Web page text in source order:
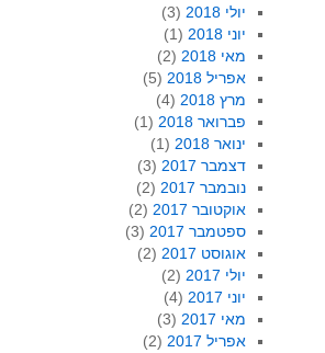
יולי 2018
(3)
יוני 2018
(1)
מאי 2018
(2)
אפריל 2018
(5)
מרץ 2018
(4)
פברואר 2018
(1)
ינואר 2018
(1)
דצמבר 2017
(3)
נובמבר 2017
(2)
אוקטובר 2017
(2)
ספטמבר 2017
(3)
אוגוסט 2017
(2)
יולי 2017
(2)
יוני 2017
(4)
מאי 2017
(3)
אפריל 2017
(2)